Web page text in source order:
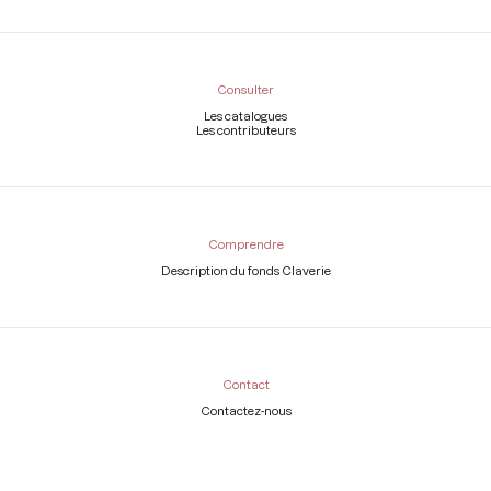
Consulter
Les catalogues
Les contributeurs
Comprendre
Description du fonds Claverie
Contact
Contactez-nous